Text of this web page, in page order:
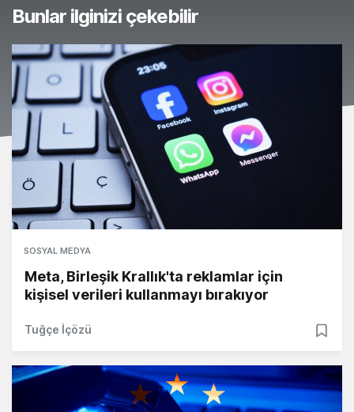
Bunlar ilginizi çekebilir
SOSYAL MEDYA
Meta, Birleşik Krallık'ta reklamlar için
kişisel verileri kullanmayı bırakıyor
Tuğçe İçözü